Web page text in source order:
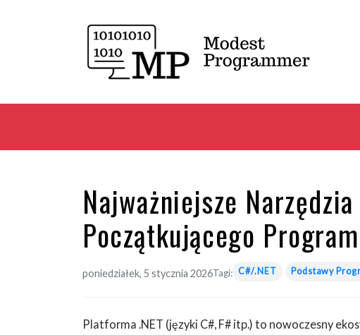
Najważniejsze
Początkującego
poniedziałek, 5 stycznia 2026Tagi: C#/.NET Podstawy
Platforma .NET (języki C#, F# itp.) to nowoczesny